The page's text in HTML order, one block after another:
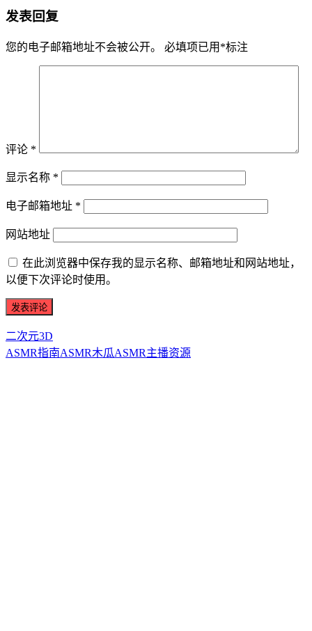
发表回复
您的电子邮箱地址不会被公开。 必填项已用 *标注
评论 *
显示名称 *
电子邮箱地址 *
网站地址
在此浏览器中保存我的显示名称、邮箱地址和网站地址，
以便下次评论时使用。
二次元3D
ASMR指南ASMR木瓜ASMR主播资源